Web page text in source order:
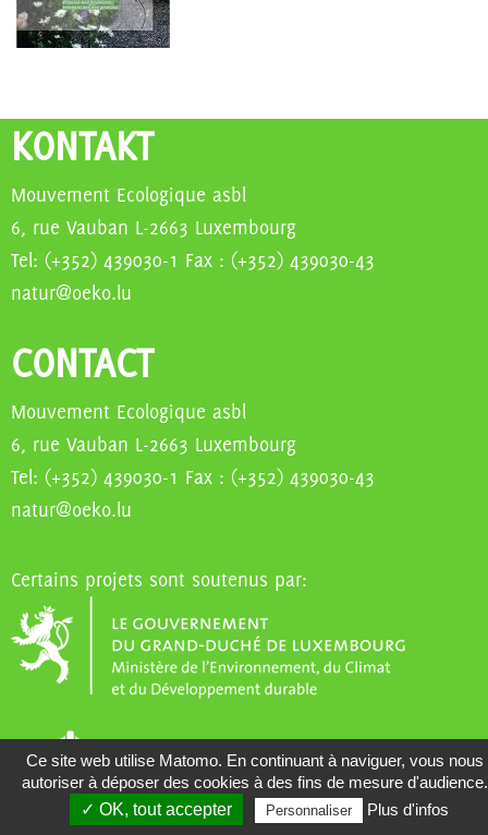
KONTAKT
Mouvement Ecologique asbl
6, rue Vauban L-2663 Luxembourg
Tel: (+352) 439030-1 Fax : (+352) 439030-43
natur@oeko.lu
CONTACT
Mouvement Ecologique asbl
6, rue Vauban L-2663 Luxembourg
Tel: (+352) 439030-1 Fax : (+352) 439030-43
natur@oeko.lu
Certains projets sont soutenus par:
Ce site web utilise Matomo. En continuant à naviguer, vous nous
autoriser à déposer des cookies à des fins de mesure d'audience.
✓ OK, tout accepter
Personnaliser Plus d'infos